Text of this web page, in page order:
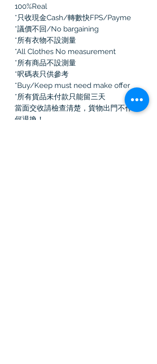
100%Real
*只收現金Cash/轉數快FPS/Payme
*議價不回/No bargaining
*所有衣物不設測量
*All Clothes No measurement
*所有商品不設測量
*呎碼表只供參考
*Buy/Keep must need make offer
*所有貨品未付款只能留三天
當面交收請檢查清楚，貨物出門不作任
何退換！